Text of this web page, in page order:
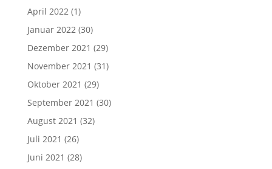
April 2022(1)
Januar 2022(30)
Dezember 2021 (29)
November 2021 (31)
Oktober 2021 (29)
September 2021 (30)
August 2021 (32)
Juli 2021 (26)
Juni 2021 (28)